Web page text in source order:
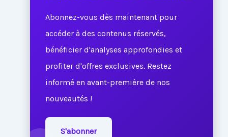
Abonnez-vous dès maintenant pour
accéder à des contenus réservés,
bénéficier d'analyses approfondies et
profiter d'offres exclusives. Restez
informé en avant-première de nos
nouveautés !
S'abonner